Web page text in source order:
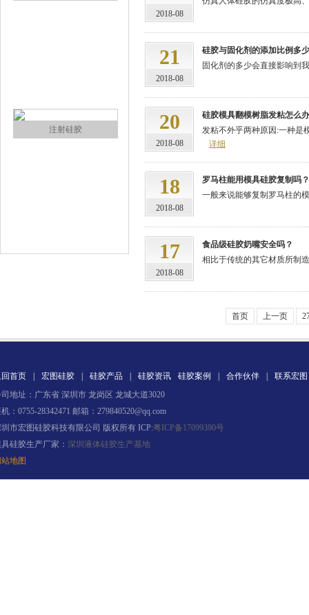
注射硅胶
高效过滤器液槽胶
2018-08
21
2018-08
硅胶与固化剂的添加比例多
固化剂的多少会直接影响到
20
2018-08
硅胶模具翻模树脂发粘怎么
发粘不外乎两种原因:一种是
详细
18
2018-08
罗马柱能用模具硅胶复制吗？
一般来说能够复制罗马柱的
17
2018-08
食品级硅胶奶嘴安全吗？
相比于传统的其它材质所制
首页 上一页
首页 宏图硅胶 硅胶产品 硅胶资讯 硅胶案例 合作伙伴
联系宏图
地址：广东省 深圳市 龙岗区 龙城大道3020
：0755-28342471 邮箱：279840520@qq.com
市宏图硅胶科技有限公司 版权所有 ICP:粤ICP备17099390号
硅胶生产厂家： 深圳液体硅胶生产基地
地图